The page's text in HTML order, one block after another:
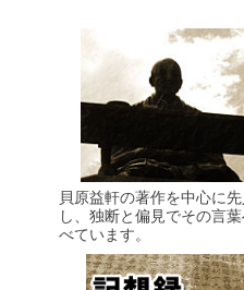
貝原益軒の著作を中心に
し、独断と偏見でその言
べています。